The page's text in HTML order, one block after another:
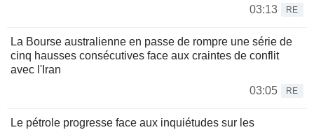
03:13
RE
La Bourse australienne en passe de rompre une série de
cinq hausses consécutives face aux craintes de conflit
avec l'Iran
03:05
RE
Le pétrole progresse face aux inquiétudes sur les